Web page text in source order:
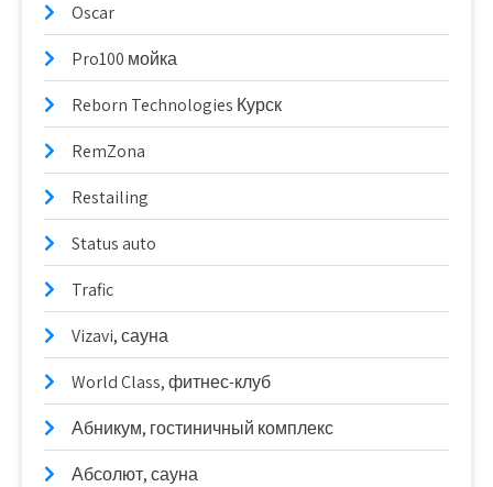
Oscar
Pro100 мойка
Reborn Technologies Курск
RemZona
Restailing
Status auto
Trafic
Vizavi, сауна
World Class, фитнес-клуб
Абникум, гостиничный комплекс
Абсолют, сауна